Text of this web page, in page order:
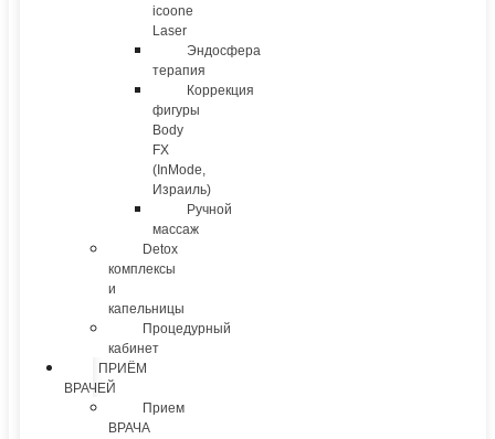
icoone
Laser
Эндосфера
терапия
Коррекция
фигуры
Body
FX
(InMode,
Израиль)
Ручной
массаж
Detox
комплексы
и
капельницы
Процедурный
кабинет
ПРИЁМ
ВРАЧЕЙ
Прием
ВРАЧА